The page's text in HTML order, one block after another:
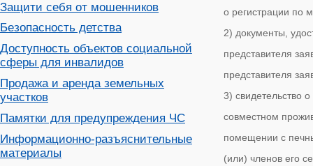
Защити себя от мошенников
Безопасность детства
Доступность объектов социальной
сферы для инвалидов
Продажа и аренда земельных
участков
Памятки для предупреждения ЧС
Информационно-разъяснительные
материалы
о регистрации по
2) документы,
представителя
представителя
3) свидетельство
совместном
помещении с
(или) членов его